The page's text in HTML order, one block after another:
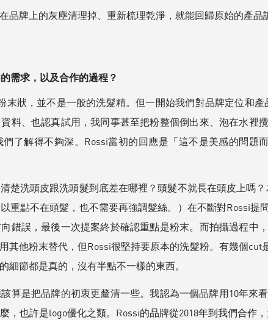
品牌上的灰塵清理掉、重新梳理乾淨，就能回歸原始的產品
需求，以及合作的過程？
末狀，並不是一般的洗髮精。但一開始我們對品牌定位和
料、也認真試用，我同事甚至把粉整個倒出來、泡在水裡
了解得不夠深。Rossi當初的回應是「這不是美感的問題
楚洗頭皮跟洗頭髮到底差在哪裡？頭髮不就長在頭皮上嗎
重點不在頭髮，也不需要再強調髮絲。）在不斷對Rossi
錯誤，最後一次提案終於確認重點是粉末。而拍攝過程中
其他粉末替代，但Rossi很堅持要原本的洗髮粉。有幾個
細節都是真的，沒有半點不一樣的東西。
算是把品牌的初衷更釐清一些。我認為一個品牌用10年來
，也許是logo優化之類。Rossi的品牌從2018年到我們合作